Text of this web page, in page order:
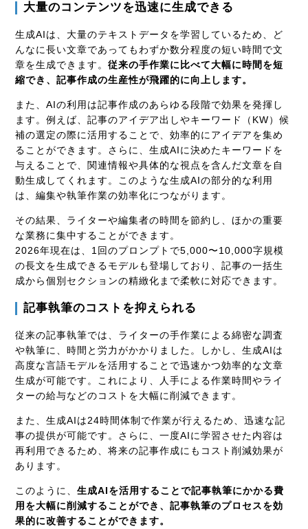
大量のコンテンツを迅速に生成できる
生成AIは、大量のテキストデータを学習しているため、ど
んなに長い文章であってもわずか数分程度の短い時間で文
章を生成できます。従来の手作業に比べて大幅に時間を短
縮でき、記事作成の生産性が飛躍的に向上します。
また、AIの利用は記事作成のあらゆる段階で効果を発揮し
ます。例えば、記事のアイデア出しやキーワード（KW）候
補の選定の際に活用することで、効率的にアイデアを集め
ることができます。さらに、生成AIに決めたキーワードを
与えることで、関連情報や具体的な視点を含んだ文章を自
動生成してくれます。このような生成AIの部分的な利用
は、編集や執筆作業の効率化につながります。
その結果、ライターや編集者の時間を節約し、ほかの重要
な業務に集中することができます。
2026年現在は、1回のプロンプトで5,000〜10,000字規模
の長文を生成できるモデルも登場しており、記事の一括生
成から個別セクションの精緻化まで柔軟に対応できます。
記事執筆のコストを抑えられる
従来の記事執筆では、ライターの手作業による綿密な調査
や執筆に、時間と労力がかかりました。しかし、生成AIは
高度な言語モデルを活用することで迅速かつ効率的な文章
生成が可能です。これにより、人手による作業時間やライ
ターの給与などのコストを大幅に削減できます。
また、生成AIは24時間体制で作業が行えるため、迅速な記
事の提供が可能です。さらに、一度AIに学習させた内容は
再利用できるため、将来の記事作成にもコスト削減効果が
あります。
このように、生成AIを活用することで記事執筆にかかる費
用を大幅に削減することができ、記事執筆のプロセスを効
果的に改善することができます。